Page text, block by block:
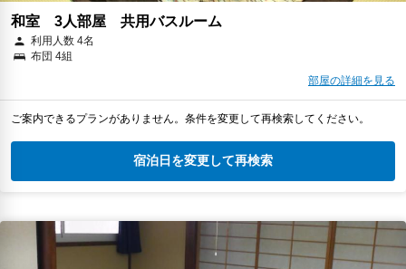
和室 3人部屋 共用バスルーム
利用人数 4名
布団 4組
部屋の詳細を見る
ご案内できるプランがありません。条件を変更して再検索してください。
宿泊日を変更して再検索